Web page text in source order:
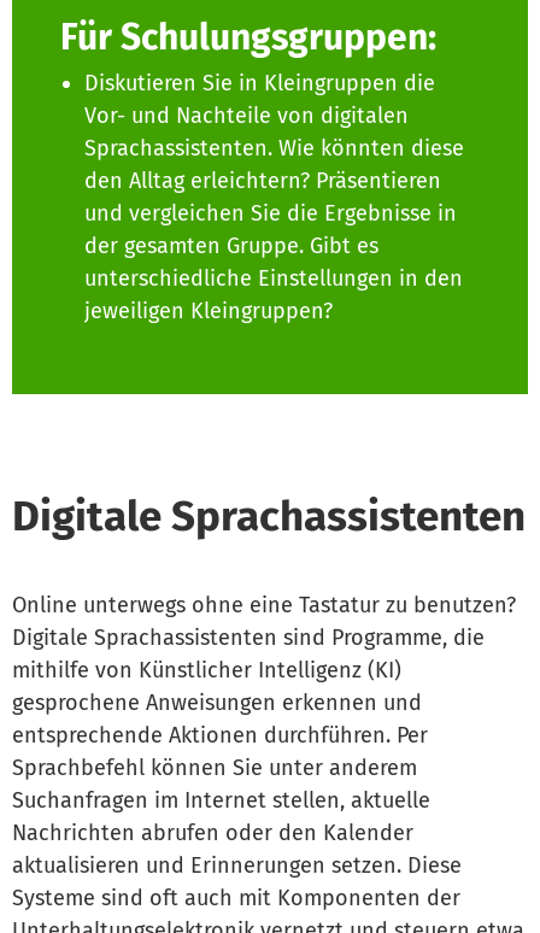
Für Schulungsgruppen:
Diskutieren Sie in Kleingruppen die
Vor- und Nachteile von digitalen
Sprachassistenten. Wie könnten diese
den Alltag erleichtern? Präsentieren
und vergleichen Sie die Ergebnisse in
der gesamten Gruppe. Gibt es
unterschiedliche Einstellungen in den
jeweiligen Kleingruppen?
Digitale Sprachassistenten
Online unterwegs ohne eine Tastatur zu benutzen?
Digitale Sprachassistenten sind Programme, die
mithilfe von Künstlicher Intelligenz (KI)
gesprochene Anweisungen erkennen und
entsprechende Aktionen durchführen. Per
Sprachbefehl können Sie unter anderem
Suchanfragen im Internet stellen, aktuelle
Nachrichten abrufen oder den Kalender
aktualisieren und Erinnerungen setzen. Diese
Systeme sind oft auch mit Komponenten der